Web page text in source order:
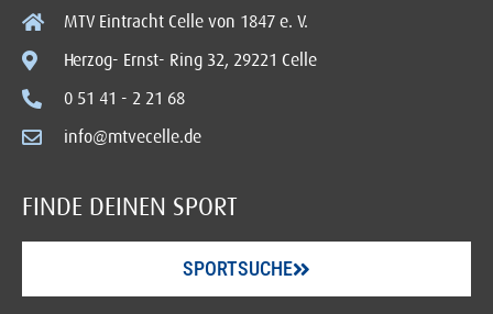
MTV Eintracht Celle von 1847 e. V.
Herzog- Ernst- Ring 32, 29221 Celle
0 51 41 - 2 21 68
info@mtvecelle.de
FINDE DEINEN SPORT
SPORTSUCHE